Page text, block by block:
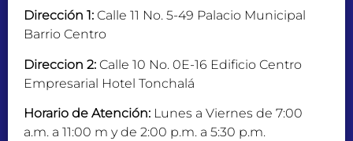
Dirección 1: Calle 11 No. 5-49 Palacio Municipal
Barrio Centro
Direccion 2: Calle 10 No. 0E-16 Edificio Centro
Empresarial Hotel Tonchalá
Horario de Atención: Lunes a Viernes de 7:00
a.m. a 11:00 m y de 2:00 p.m. a 5:30 p.m.